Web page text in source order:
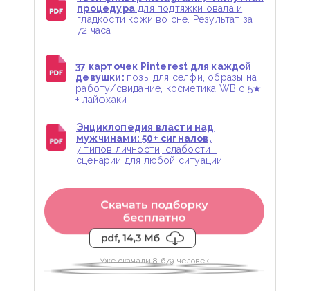
процедурадля подтяжки овала и
гладкости кожи во сне. Результат за
72 часа
Уже скачали 8 679 человек
37 карточек Pinterest для каждой
девушки: позы для селфи, образы на
работу/свидание, косметика WB с 5★
+ лайфхаки
Энциклопедия власти над
мужчинами: 50+ сигналов,
7 типов личности, слабости +
сценарии для любой ситуации